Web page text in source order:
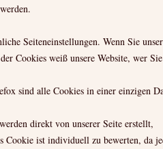
Seiteneinstellungen. Wenn Sie
Cookies weiß unsere Website, wer
sind alle Cookies in einer einzigen
direkt von unserer Seite erstellt,
ist individuell zu bewerten, da